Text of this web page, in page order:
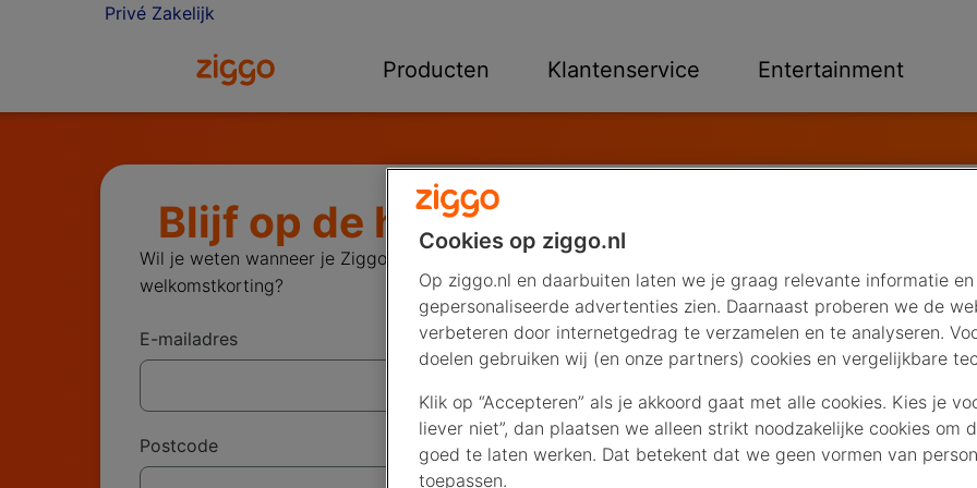
Privé Zakelijk
Ga naar de Ziggo homepageProducten Klantenservice Entertainment
Blijf op de hoogte
Wil je weten wanneer je Ziggo via het glasvezelnetwerk van DELTA Fiber kunt bestellen en direct
welkomstkorting?
E-mailadres
Postcode
Cookies op ziggo.nl
Op ziggo.nl en daarbuiten laten we je graag relevante informatie en
gepersonaliseerde advertenties zien. Daarnaast proberen we de
verbeteren door internetgedrag te verzamelen en te analyseren.
doelen gebruiken wij (en onze partners) cookies en vergelijkbare
Klik op “Accepteren” als je akkoord gaat met alle cookies. Kies je
liever niet”, dan plaatsen we alleen strikt noodzakelijke cookies om
goed te laten werken. Dat betekent dat we geen vormen van
toepassen.